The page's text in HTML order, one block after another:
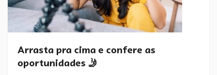
Arrasta pra cima e confere as
oportunidades 🤳